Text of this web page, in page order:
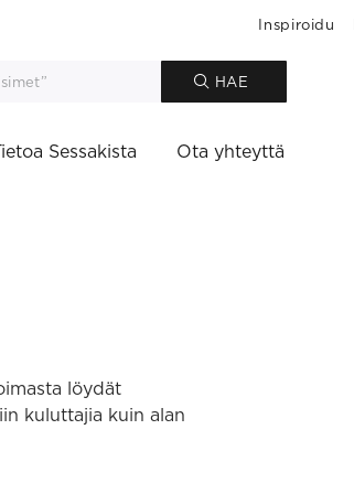
Inspiroidu
HAE
Sessakista Ota yhteyttä
löydät
kuluttajia kuin alan